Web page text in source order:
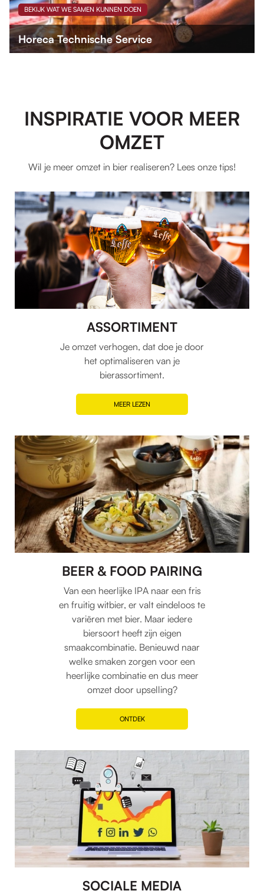
BEKIJK WAT WE SAMEN KUNNEN DOEN
Horeca Technische Service
INSPIRATIE VOOR MEER
OMZET
Wil je meer omzet in bier realiseren? Lees onze tips!
ASSORTIMENT
Je omzet verhogen, dat doe je door
het optimaliseren van je
bierassortiment.
MEER LEZEN
BEER & FOOD PAIRING
Van een heerlijke IPA naar een fris
en fruitig witbier, er valt eindeloos te
variëren met bier. Maar iedere
biersoort heeft zijn eigen
smaakcombinatie. Benieuwd naar
welke smaken zorgen voor een
heerlijke combinatie en dus meer
omzet door upselling?
ONTDEK
SOCIALE MEDIA